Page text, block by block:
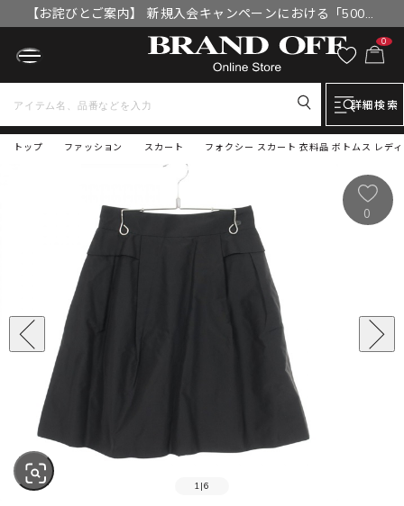
【お詫びとご案内】 新規入会キャンペーンにおける「500円
OFFクーポン」付与漏れと補填について
0
詳細検索
トップ フォクシー スカート 衣料品 ボトムス レデ
ファッション スカート
1 |6
0